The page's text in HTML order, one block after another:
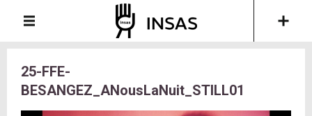
25-FFE-
BESANGEZ_ANousLaNuit_STILL01